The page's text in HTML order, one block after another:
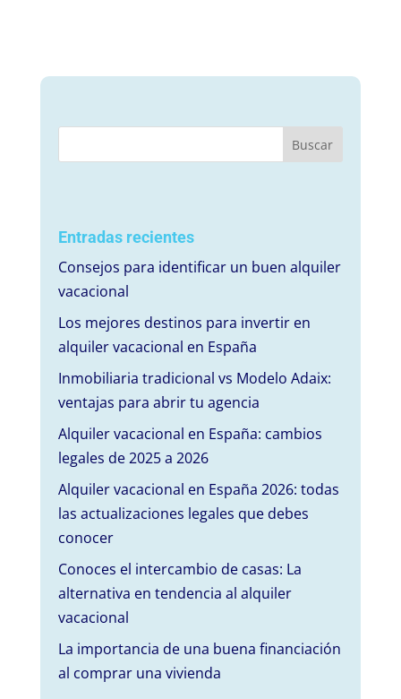
Entradas recientes
Consejos para identificar un buen alquiler
vacacional
Los mejores destinos para invertir en
alquiler vacacional en España
Inmobiliaria tradicional vs Modelo Adaix:
ventajas para abrir tu agencia
Alquiler vacacional en España: cambios
legales de 2025 a 2026
Alquiler vacacional en España 2026: todas
las actualizaciones legales que debes
conocer
Conoces el intercambio de casas: La
alternativa en tendencia al alquiler
vacacional
La importancia de una buena financiación
al comprar una vivienda